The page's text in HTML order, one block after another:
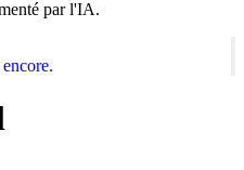
par l'IA.